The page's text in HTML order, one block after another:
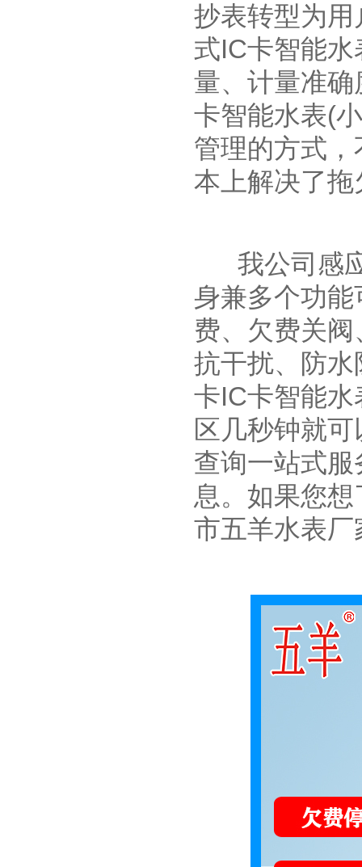
抄表转型为
式IC卡智能
量、计量准
卡智能水表(
管理的方式
本上解决了
我公司感应
身兼多个功
费、欠费关
抗干扰、防
卡IC卡智能
区几秒钟就
查询一站式
息。如果您
市五羊水表厂